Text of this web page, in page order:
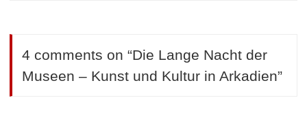
4 comments on “Die Lange Nacht der
Museen – Kunst und Kultur in Arkadien”